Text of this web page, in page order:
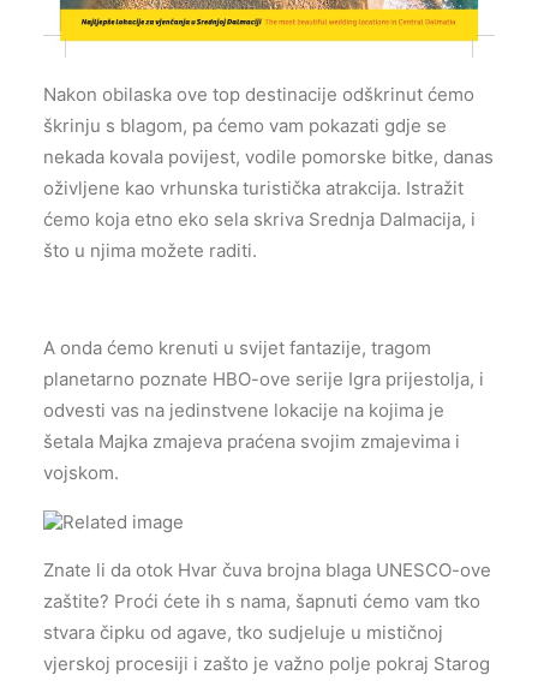
Nakon obilaska ove top destinacije odškrinut ćemo
škrinju s blagom, pa ćemo vam pokazati gdje se
nekada kovala povijest, vodile pomorske bitke, danas
oživljene kao vrhunska turistička atrakcija. Istražit
ćemo koja etno eko sela skriva Srednja Dalmacija, i
što u njima možete raditi.
A onda ćemo krenuti u svijet fantazije, tragom
planetarno poznate HBO-ove serije Igra prijestolja, i
odvesti vas na jedinstvene lokacije na kojima je
šetala Majka zmajeva praćena svojim zmajevima i
vojskom.
Znate li da otok Hvar čuva brojna blaga UNESCO-ove
zaštite? Proći ćete ih s nama, šapnuti ćemo vam tko
stvara čipku od agave, tko sudjeluje u mističnoj
vjerskoj procesiji i zašto je važno polje pokraj Starog